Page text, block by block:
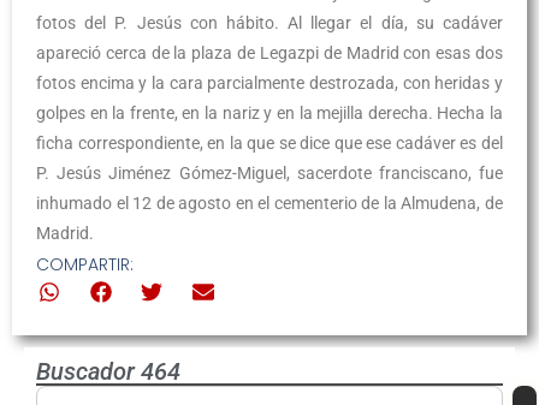
fotos del P. Jesús con hábito. Al llegar el día, su cadáver
apareció cerca de la plaza de Legazpi de Madrid con esas dos
fotos encima y la cara parcialmente destrozada, con heridas y
golpes en la frente, en la nariz y en la mejilla derecha. Hecha la
ficha correspondiente, en la que se dice que ese cadáver es del
P. Jesús Jiménez Gómez-Miguel, sacerdote franciscano, fue
inhumado el 12 de agosto en el cementerio de la Almudena, de
Madrid.
COMPARTIR:
Buscador 464